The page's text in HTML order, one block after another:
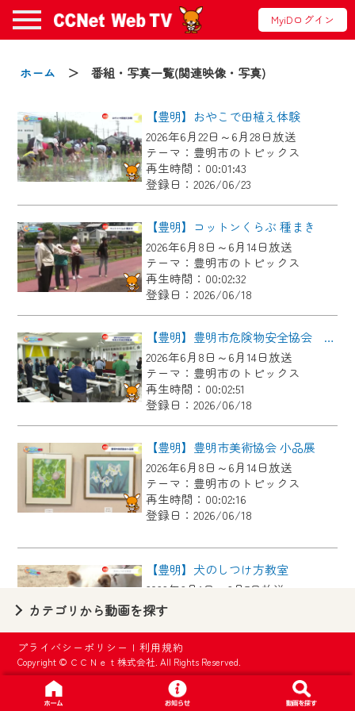
MyiDログイン
ホーム ＞ 番組・写真一覧(関連映像・写真)
【豊明】おやこで田植え体験
2026年6月22日～6月28日放送
テーマ：豊明市のトピックス
再生時間：00:01:43
登録日：2026/06/23
【豊明】コットンくらぶ 種まき
2026年6月8日～6月14日放送
テーマ：豊明市のトピックス
再生時間：00:02:32
登録日：2026/06/18
【豊明】豊明市危険物安全協会 令和８年度定期総会
2026年6月8日～6月14日放送
テーマ：豊明市のトピックス
再生時間：00:02:51
登録日：2026/06/18
【豊明】豊明市美術協会 小品展
2026年6月8日～6月14日放送
テーマ：豊明市のトピックス
再生時間：00:02:16
登録日：2026/06/18
【豊明】犬のしつけ方教室
2026年6月1日～6月7日放送
テーマ：豊明市のトピックス
再生時間：00:02:46
登録日：2026/06/04
【豊明】桶狭間古戦場まつりキャラバン隊来局
2026年6月1日～6月7日放送
カテゴリから動画を探す
プライバシーポリシー |利用規約
Copyright © ＣＣＮｅｔ株式会社. All Rights Reserved.
お知らせ
2024/09/02
動画配信サービス『CCNet Web TV』は2024
年9月24日からリニューアルします！
【変更点】
◆デザイン変更により、お住まいの地域
の動画コンテンツが一目瞭然。
◆当社アプリやＰＣブラウザから、いつ
でも・どこでも・外出先でも！
CCNetサービスエリア20市町の地域情報
番組をご視聴いただけます！
【ご注意】
2024年9月24日からはご加入者様へのサー
ビス向上のため、
『CCNet Web TV』を利用いただくには、
一部コンテンツを除き、
CCNetサービスへの加入と『CCNetマイ
ページ※』へのログインが必要となりま
す。
いたします。
要となります。
※MyIDとは、CCNet Web TVを含むCCNetの
各種サービスをご利用頂くためのIDです。
IDはお客様が使っているメールアドレス
で設定できます。